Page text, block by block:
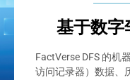
基于数字
FactVerse DFS 的机
访问记录器）数据、